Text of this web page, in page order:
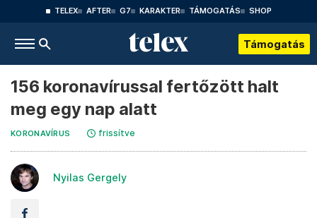
TELEX AFTER G7 KARAKTER TÁMOGATÁS SHOP
Támogatás
156 koronavírussal fertőzött halt
meg egy nap alatt
KORONAVÍRUS frissítve
Nyilas Gergely